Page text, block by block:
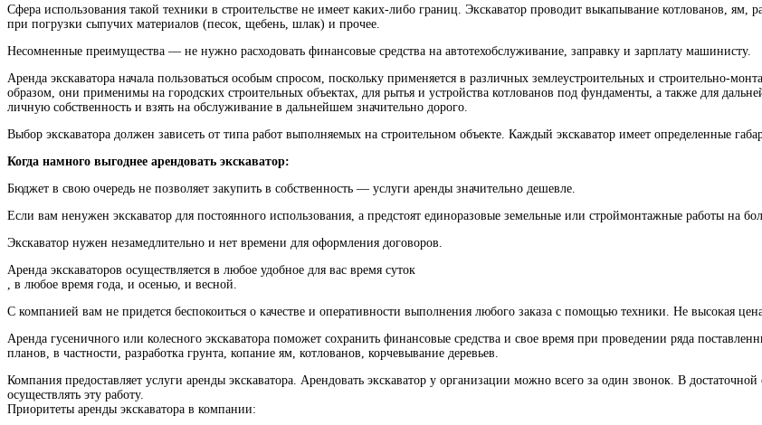
Cфера использования такой техники в строительстве не имеет каких-либо границ. Экскаватор проводит выкапывание котлованов, ям,
при погрузки сыпучих материалов (песок, щебень, шлак) и прочее.
Несомненные преимущества — не нужно расходовать финансовые средства на автотехобслуживание, заправку и зарплату машинисту.
Аренда экскаватора начала пользоваться особым спросом, поскольку применяется в различных землеустроительных и строительно-
образом, они применимы на городских строительных объектах, для рытья и устройства котлованов под фундаменты, а также для
личную собственность и взять на обслуживание в дальнейшем значительно дорого.
Выбор экскаватора должен зависеть от типа работ выполняемых на строительном объекте. Каждый экскаватор имеет определенные
Когда намного выгоднее арендовать экскаватор:
Бюджет в свою очередь не позволяет закупить в собственность — услуги аренды значительно дешевле.
Если вам ненужен экскаватор для постоянного использования, а предстоят единоразовые земельные или строймонтажные работы на
Экскаватор нужен незамедлительно и нет времени для оформления договоров.
Аренда экскаваторов осуществляется в любое удобное для вас время суток
, в любое время года, и осенью, и весной.
С компанией вам не придется беспокоиться о качестве и оперативности выполнения любого заказа с помощью техники. Не высокая
Аренда гусеничного или колесного экскаватора поможет сохранить финансовые средства и свое время при проведении ряда
планов, в частности, разработка грунта, копание ям, котлованов, корчевывание деревьев.
Компания предоставляет услуги аренды экскаватора. Арендовать экскаватор у организации можно всего за один звонок. В
осуществлять эту работу.
Приоритеты аренды экскаватора в компании: